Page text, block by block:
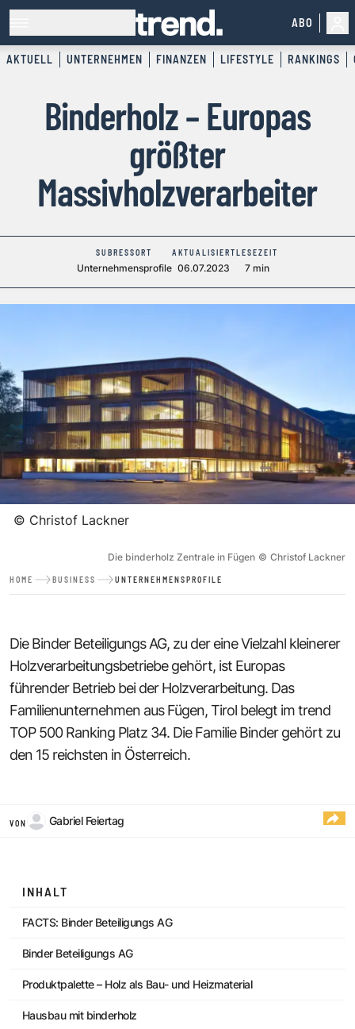
ABO
AKTUELL UNTERNEHMEN FINANZEN LIFESTYLE RANKINGS
Binderholz – Europas
größter
Massivholzverarbeiter
SUBRESSORT
Unternehmensprofile
AKTUALISIERT
06.07.2023
LESEZEIT
7 min
© Christof Lackner
Die binderholz Zentrale in Fügen © Christof Lackner
HOME BUSINESS UNTERNEHMENSPROFILE
Die Binder Beteiligungs AG, zu der eine Vielzahl kleinerer
Holzverarbeitungsbetriebe gehört, ist Europas
führender Betrieb bei der Holzverarbeitung. Das
Familienunternehmen aus Fügen, Tirol belegt im trend
TOP 500 Ranking Platz 34. Die Familie Binder gehört zu
den 15 reichsten in Österreich.
VON Gabriel Feiertag
INHALT
FACTS: Binder Beteiligungs AG
Binder Beteiligungs AG
Produktpalette – Holz als Bau- und Heizmaterial
Hausbau mit binderholz